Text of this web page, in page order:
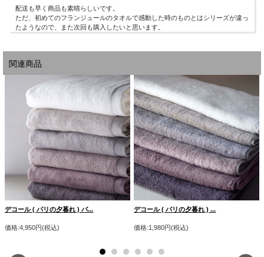
DÉCOR Couleurs Provençales プロヴァンスの果実・プロヴァンスの風
撮影時の光加減により、画像と実物の色が異なる場合がございます。予めご了承下
配送も早く商品も素晴らしいです。
ただ、初めてのフランジュールのタオルで感動した時のものとはシリーズが違っ
たようなので、また次回も購入したいと思います。
関連商品
デコール ( パリの夕暮れ ) バ...
価格:4,950円(税込)
デコール ( パリの夕暮れ ) ...
価格:1,980円(税込)